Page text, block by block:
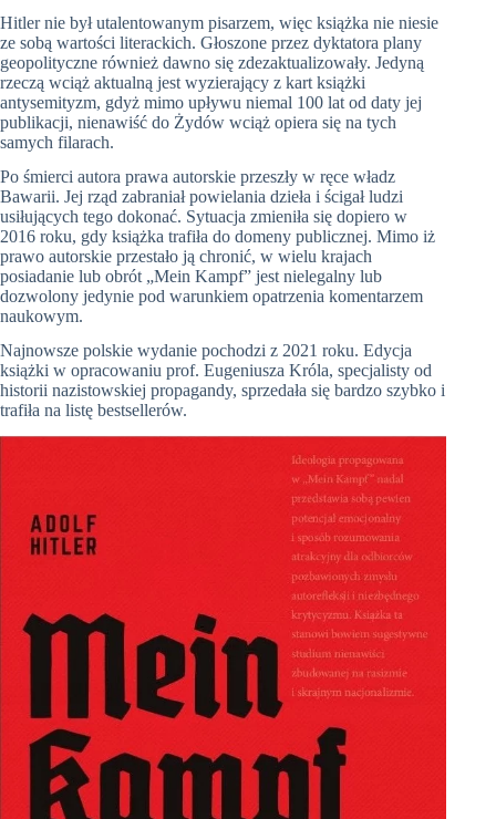
Hitler nie był utalentowanym pisarzem, więc książka nie niesie
ze sobą wartości literackich. Głoszone przez dyktatora plany
geopolityczne również dawno się zdezaktualizowały. Jedyną
rzeczą wciąż aktualną jest wyzierający z kart książki
antysemityzm, gdyż mimo upływu niemal 100 lat od daty jej
publikacji, nienawiść do Żydów wciąż opiera się na tych
samych filarach.
Po śmierci autora prawa autorskie przeszły w ręce władz
Bawarii. Jej rząd zabraniał powielania dzieła i ścigał ludzi
usiłujących tego dokonać. Sytuacja zmieniła się dopiero w
2016 roku, gdy książka trafiła do domeny publicznej. Mimo iż
prawo autorskie przestało ją chronić, w wielu krajach
posiadanie lub obrót „Mein Kampf” jest nielegalny lub
dozwolony jedynie pod warunkiem opatrzenia komentarzem
naukowym.
Najnowsze polskie wydanie pochodzi z 2021 roku. Edycja
książki w opracowaniu prof. Eugeniusza Króla, specjalisty od
historii nazistowskiej propagandy, sprzedała się bardzo szybko i
trafiła na listę bestsellerów.